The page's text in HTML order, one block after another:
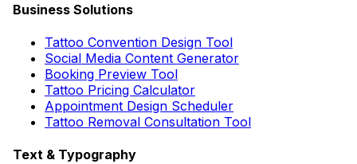
Business Solutions
Tattoo Convention Design Tool
Social Media Content Generator
Booking Preview Tool
Tattoo Pricing Calculator
Appointment Design Scheduler
Tattoo Removal Consultation Tool
Text & Typography